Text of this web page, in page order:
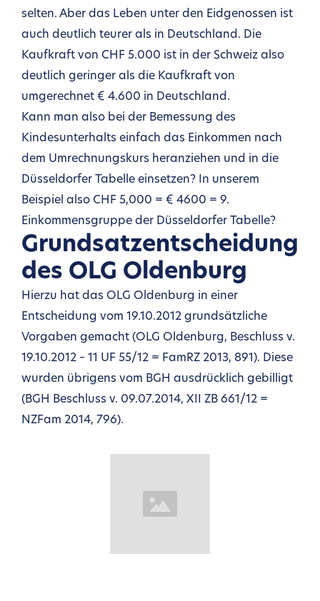
selten. Aber das Leben unter den Eidgenossen ist
auch deutlich teurer als in Deutschland. Die
Kaufkraft von CHF 5.000 ist in der Schweiz also
deutlich geringer als die Kaufkraft von
umgerechnet € 4.600 in Deutschland.
Kann man also bei der Bemessung des
Kindesunterhalts einfach das Einkommen nach
dem Umrechnungskurs heranziehen und in die
Düsseldorfer Tabelle einsetzen? In unserem
Beispiel also CHF 5,000 = € 4600 = 9.
Einkommensgruppe der Düsseldorfer Tabelle?
Grundsatzentscheidung
des OLG Oldenburg
Hierzu hat das OLG Oldenburg in einer
Entscheidung vom 19.10.2012 grundsätzliche
Vorgaben gemacht (OLG Oldenburg, Beschluss v.
19.10.2012 – 11 UF 55/12 = FamRZ 2013, 891). Diese
wurden übrigens vom BGH ausdrücklich gebilligt
(BGH Beschluss v. 09.07.2014, XII ZB 661/12 =
NZFam 2014, 796).